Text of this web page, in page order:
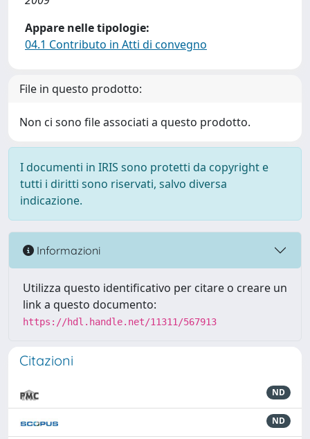
Appare nelle tipologie:
04.1 Contributo in Atti di convegno
File in questo prodotto:
Non ci sono file associati a questo prodotto.
I documenti in IRIS sono protetti da copyright e
tutti i diritti sono riservati, salvo diversa
indicazione.
Informazioni
Utilizza questo identificativo per citare o creare un
link a questo documento:
https://hdl.handle.net/11311/567913
Citazioni
ND
ND